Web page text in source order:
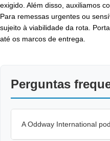
exigido. Além disso, auxiliamos
Para remessas urgentes ou
sujeito à viabilidade da rota.
até os marcos de entrega.
Perguntas
A Oddway International